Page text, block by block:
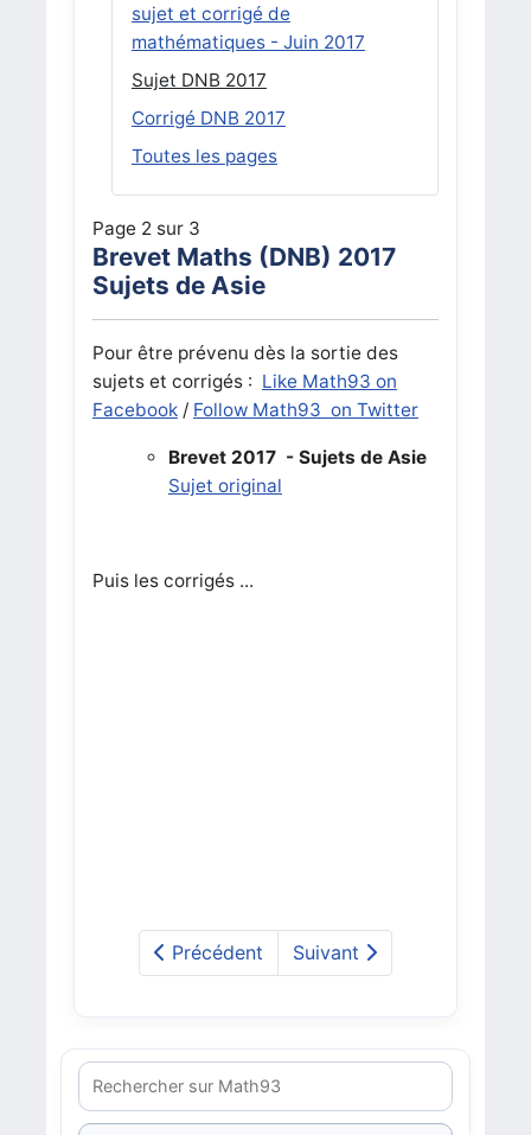
sujet et corrigé de
mathématiques - Juin 2017
Sujet DNB 2017
Corrigé DNB 2017
Toutes les pages
Page 2 sur 3
Brevet Maths (DNB) 2017
Sujets de Asie
Pour être prévenu dès la sortie des
sujets et corrigés : Like Math93 on
Facebook/ Follow Math93 on Twitter
Brevet 2017 - Sujets de Asie
Sujet original
Puis les corrigés ...
Précédent Suivant